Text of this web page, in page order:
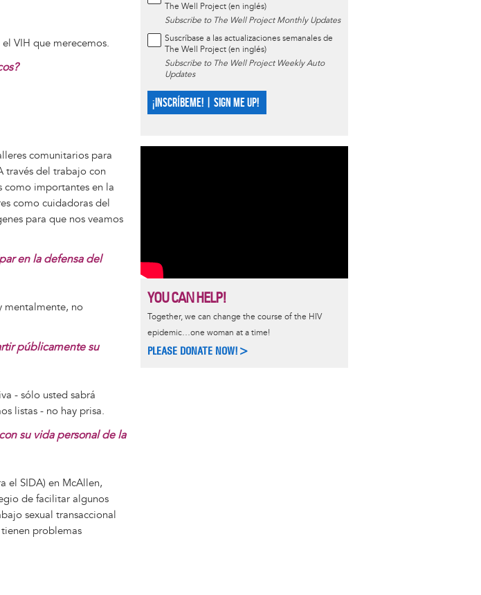
VIH que merecemos.
comunitarios para
través del trabajo con
como importantes en la
como cuidadoras del
para que nos veamos
en la defensa del
mentalmente, no
públicamente su
- sólo usted sabrá
listas - no hay prisa.
su vida personal de la
el SIDA) en McAllen,
de facilitar algunos
sexual transaccional
problemas
The Well Project (en inglés)
Subscribe to The Well Project Monthly Updates
Suscríbase a las actualizaciones semanales de
The Well Project (en inglés)
Subscribe to The Well Project Weekly Auto
Updates
¡INSCRÍBEME! | SIGN ME UP!
YOU CAN HELP!
Together, we can change the course of the HIV
epidemic…one woman at a time!
PLEASE DONATE NOW!>